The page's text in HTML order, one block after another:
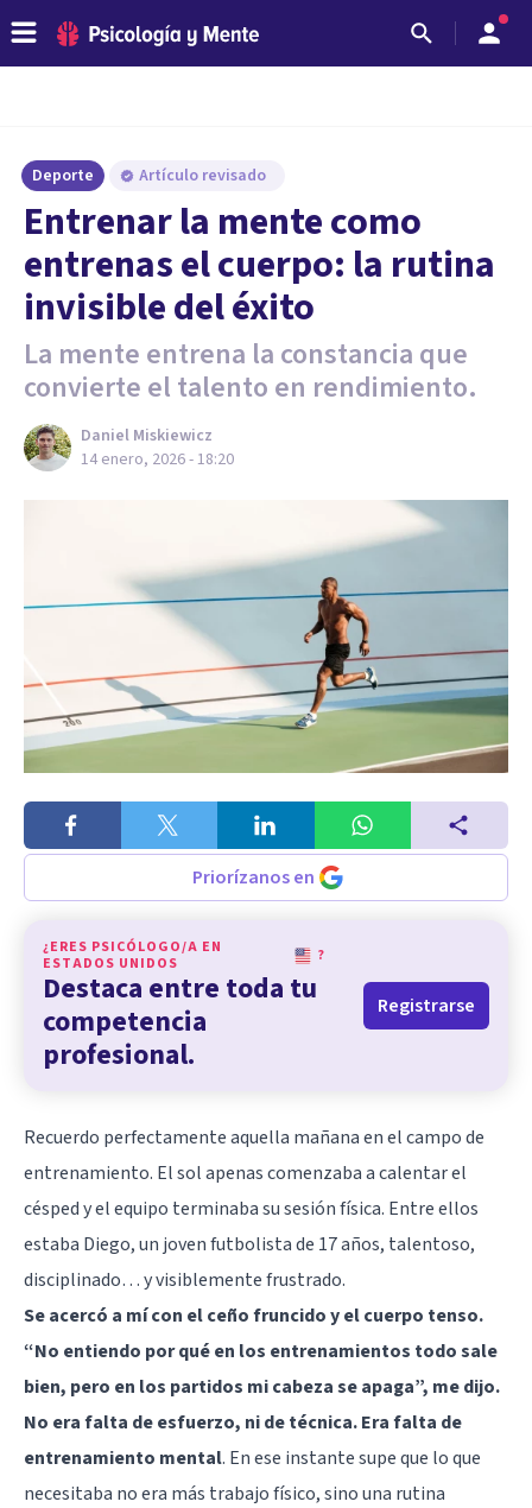
Deporte Artículo revisado
Entrenar la mente como
entrenas el cuerpo: la rutina
invisible del éxito
La mente entrena la constancia que
convierte el talento en rendimiento.
Daniel Miskiewicz
14 enero, 2026 - 18:20
Priorízanos en
¿ERES PSICÓLOGO/A EN
ESTADOS UNIDOS
?
Destaca entre toda tu
competencia
profesional.
Registrarse
Recuerdo perfectamente aquella mañana en el campo de
entrenamiento. El sol apenas comenzaba a calentar el
césped y el equipo terminaba su sesión física. Entre ellos
estaba Diego, un joven futbolista de 17 años, talentoso,
disciplinado… y visiblemente frustrado.
Se acercó a mí con el ceño fruncido y el cuerpo tenso.
“No entiendo por qué en los entrenamientos todo sale
bien, pero en los partidos mi cabeza se apaga”, me dijo.
No era falta de esfuerzo, ni de técnica. Era falta de
entrenamiento mental. En ese instante supe que lo que
necesitaba no era más trabajo físico, sino una rutina